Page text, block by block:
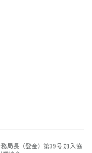
局長（登金）第39号 加入協